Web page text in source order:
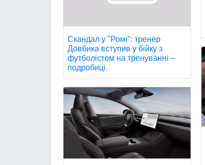
Скандал у "Ромі": тренер
Довбика вступив у бійку з
футболістом на тренуванні –
подробиці